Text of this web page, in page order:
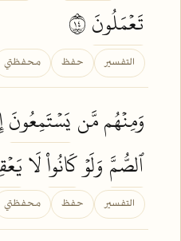
تَعۡمَلُونَ
التفسير حفظ محفظتي
وَمِنۡهُم مَّن يَسۡتَمِعُونَ
ٱلصُّمَّ وَلَوۡكَانُواْلَا
التفسير حفظ محفظتي